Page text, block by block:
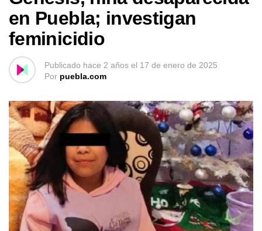
en Puebla; investigan
feminicidio
Publicado hace 2 años el 17 de enero de 2025
Por puebla.com